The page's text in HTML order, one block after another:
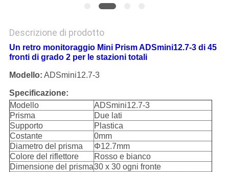
Descrizione di prodotto
Un retro monitoraggio Mini Prism ADSmini12.7-3 di 45
fronti di grado 2 per le stazioni totali
Modello: ADSmini12.7-3
Specificazione:
Modello
ADSmini12.7-3
Prisma
Due lati
Supporto
Plastica
Costante
0mm
Diametro del prisma
Φ12.7mm
Colore del riflettore
Rosso e bianco
Dimensione del prisma30 x 30 ogni fronte